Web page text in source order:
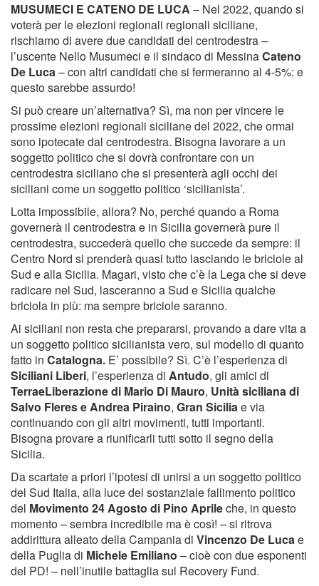
MUSUMECI E CATENO DE LUCA – Nel 2022, quando si
voterà per le elezioni regionali regionali siciliane,
rischiamo di avere due candidati del centrodestra –
l’uscente Nello Musumeci e il sindaco di MessinaCateno
De Luca– con altri candidati che si fermeranno al 4-5%: e
questo sarebbe assurdo!
Si può creare un’alternativa? Sì, ma non per vincere le
prossime elezioni regionali siciliane del 2022, che ormai
sono ipotecate dal centrodestra. Bisogna lavorare a un
soggetto politico che si dovrà confrontare con un
centrodestra siciliano che si presenterà agli occhi dei
siciliani come un soggetto politico ‘sicilianista’.
Lotta impossibile, allora? No, perché quando a Roma
governerà il centrodestra e in Sicilia governerà pure il
centrodestra, succederà quello che succede da sempre: il
Centro Nord si prenderà quasi tutto lasciando le briciole al
Sud e alla Sicilia. Magari, visto che c’è la Lega che si deve
radicare nel Sud, lasceranno a Sud e Sicilia qualche
briciola in più: ma sempre briciole saranno.
Ai siciliani non resta che prepararsi, provando a dare vita a
un soggetto politico sicilianista vero, sul modello di quanto
fatto in Catalogna. E’ possibile? Sì. C’è l’esperienza di
Siciliani Liberi, l’esperienza di Antudo, gli amici di
TerraeLiberazione di Mario Di Mauro, Unità siciliana di
Salvo Fleres e Andrea Piraino, Gran Siciliae via
continuando con gli altri movimenti, tutti importanti.
Bisogna provare a riunificarli tutti sotto il segno della
Sicilia.
Da scartate a priori l’ipotesi di unirsi a un soggetto politico
del Sud Italia, alla luce del sostanziale fallimento politico
del Movimento 24 Agosto di Pino Aprileche, in questo
momento – sembra incredibile ma è così! – si ritrova
addirittura alleato della Campania di Vincenzo De Lucae
della Puglia di Michele Emiliano – cioè con due esponenti
del PD! – nell’inutile battaglia sul Recovery Fund.